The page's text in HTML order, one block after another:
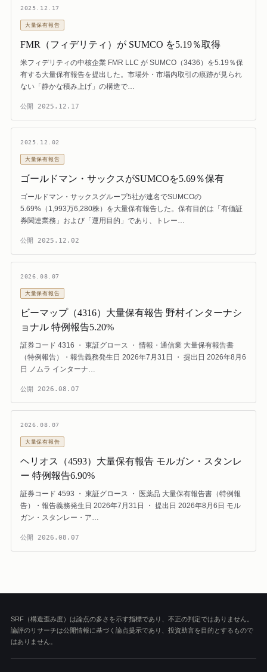
2025.12.17
大量保有報告
FMR（フィデリティ）が SUMCO を5.19％取得
米フィデリティの中核企業 FMR LLC が SUMCO（3436）を5.19％保
有する大量保有報告を提出した。市場外・市場内取引の痕跡が見られ
ない「静かな積み上げ」の構造で…
公開 2025.12.17
2025.12.02
大量保有報告
ゴールドマン・サックスがSUMCOを5.69％保有
ゴールドマン・サックスグループ5社が連名でSUMCOの
5.69%（1,993万6,280株）を大量保有報告した。保有目的は「有価証
券関連業務」および「運用目的」であり、トレー…
公開 2025.12.02
2026.08.07
大量保有報告
ビーマップ（4316）大量保有報告 野村インターナシ
ョナル 特例報告5.20%
証券コード 4316 ・ 東証グロース ・ 情報・通信業 大量保有報告書
（特例報告）・報告義務発生日 2026年7月31日 ・ 提出日 2026年8月6
日 ノムラ インターナ…
公開 2026.08.07
2026.08.07
大量保有報告
ヘリオス（4593）大量保有報告 モルガン・スタンレ
ー 特例報告6.90%
証券コード 4593 ・ 東証グロース ・ 医薬品 大量保有報告書（特例報
告）・報告義務発生日 2026年7月31日 ・ 提出日 2026年8月6日 モル
ガン・スタンレー・ア…
公開 2026.08.07
SRF（構造歪み度）は論点の多さを示す指標であり、不正の判定ではありません。
論評のリサーチは公開情報に基づく論点提示であり、投資助言を目的とするもので
はありません。